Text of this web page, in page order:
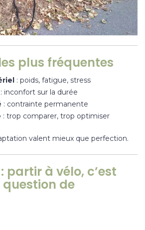
plus fréquentes
: poids, fatigue, stress
: inconfort sur la durée
: contrainte permanente
: trop comparer, trop optimiser
valent mieux que perfection.
partir à vélo, c’est
de